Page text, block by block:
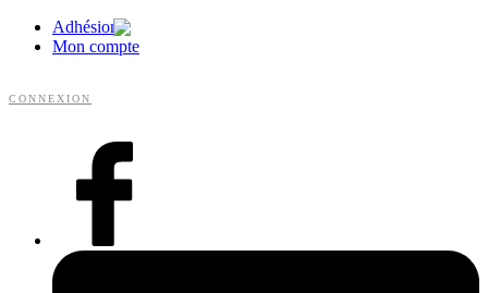
Adhésion
Mon compte
CONNEXION